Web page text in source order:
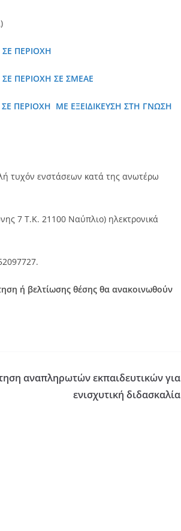
ΠΕΡΙΟΧΗ
ΠΕΡΙΟΧΗ ΣΕ ΣΜΕΑΕ
ΠΕΡΙΟΧΗ ΜΕ ΕΞΕΙΔΙΚΕΥΣΗ ΣΤΗ ΓΝΩΣΗ
τυχόν ενστάσεων κατά της ανωτέρω
7 Τ.Κ. 21100 Ναύπλιο) ηλεκτρονικά
ή βελτίωσης θέσης θα ανακοινωθούν
αναπληρωτών εκπαιδευτικών για
ενισχυτική διδασκαλία